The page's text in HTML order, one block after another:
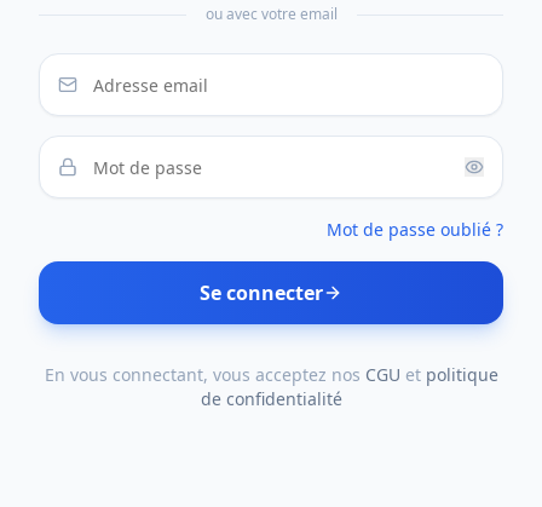
ou avec votre email
Mot de passe oublié ?
Se connecter
En vous connectant, vous acceptez nos CGU et politique
de confidentialité